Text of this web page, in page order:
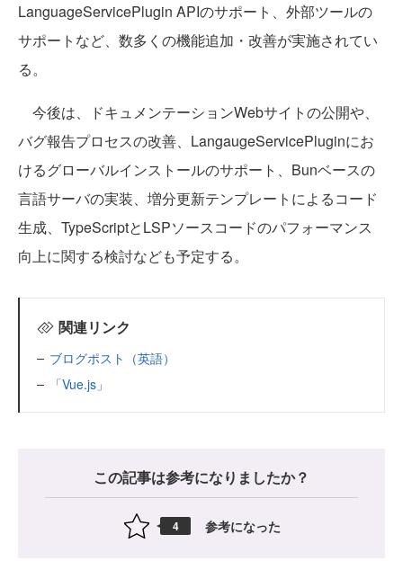
LanguageServicePlugin APIのサポート、外部ツールの
サポートなど、数多くの機能追加・改善が実施されてい
る。
今後は、ドキュメンテーションWebサイトの公開や、
バグ報告プロセスの改善、LangaugeServicePluginにお
けるグローバルインストールのサポート、Bunベースの
言語サーバの実装、増分更新テンプレートによるコード
生成、TypeScriptとLSPソースコードのパフォーマンス
向上に関する検討なども予定する。
関連リンク
ブログポスト（英語）
「Vue.js」
この記事は参考になりましたか？
4 参考になった